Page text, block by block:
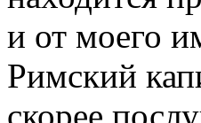
и от моего
Римский